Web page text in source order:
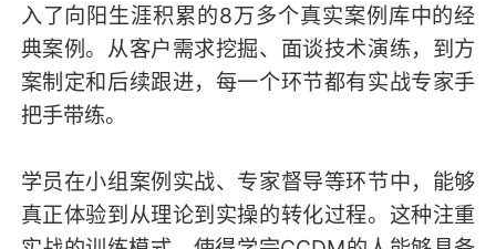
入了向阳生涯积累的8万多个真实案例库中的经
典案例。从客户需求挖掘、面谈技术演练，到方
案制定和后续跟进，每一个环节都有实战专家手
把手带练。
学员在小组案例实战、专家督导等环节中，能够
真正体验到从理论到实操的转化过程。这种注重